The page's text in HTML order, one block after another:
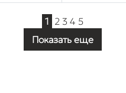
1 2 3 4 5
Показать еще